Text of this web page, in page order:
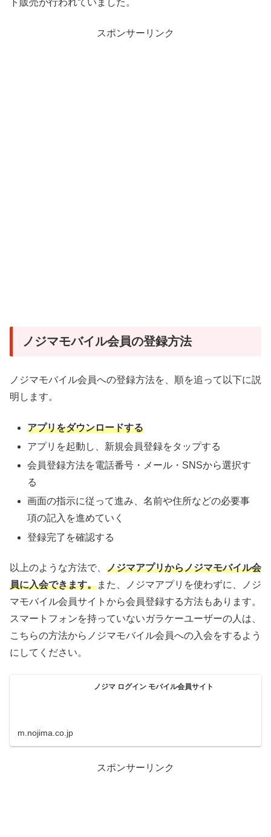
ト販売が行われていました。
スポンサーリンク
ノジマモバイル会員の登録方法
ノジマモバイル会員への登録方法を、順を追って以下に説
明します。
アプリをダウンロードする
アプリを起動し、新規会員登録をタップする
会員登録方法を電話番号・メール・SNSから選択す
る
画面の指示に従って進み、名前や住所などの必要事
項の記入を進めていく
登録完了を確認する
以上のような方法で、 ノジマアプリからノジマモバイル会
員に入会できます。また、ノジマアプリを使わずに、ノジ
マモバイル会員サイトから会員登録する方法もあります。
スマートフォンを持っていないガラケーユーザーの人は、
こちらの方法からノジマモバイル会員への入会をするよう
にしてください。
ノジマ ログイン モバイル会員サイト
m.nojima.co.jp
スポンサーリンク